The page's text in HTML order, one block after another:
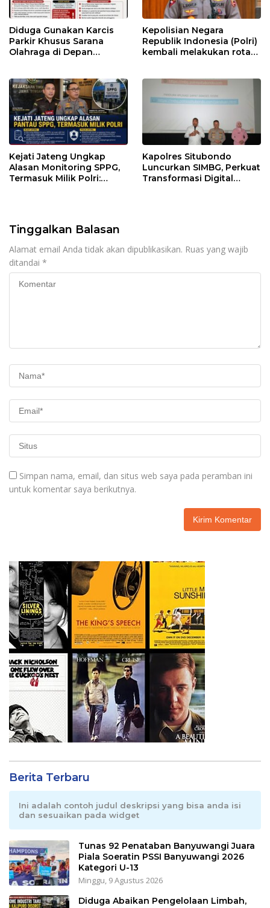
Diduga Gunakan Karcis
Parkir Khusus Sarana
Olahraga di Depan
Pemkab Banyuwangi
Bertindak Tegas
Kepolisian Negara
Republik Indonesia (Polri)
kembali melakukan rotasi
Kejati Jateng Ungkap
Alasan Monitoring SPPG,
Termasuk Milik Polri:
Kapolres Situbondo
Luncurkan SIMBG, Perkuat
Transformasi Digital
Tinggalkan Balasan
Alamat email Anda tidak akan dipublikasikan. Ruas yang wajib
ditandai *
Simpan nama, email, dan situs web saya pada peramban ini
untuk komentar saya berikutnya.
Berita Terbaru
Ini adalah contoh judul deskripsi yang bisa anda isi
dan sesuaikan pada widget
Tunas 92 Penataban Banyuwangi Juara
Piala Soeratin PSSI Banyuwangi 2026
Kategori U-13
Minggu, 9 Agustus 2026
Diduga Abaikan Pengelolaan Limbah,